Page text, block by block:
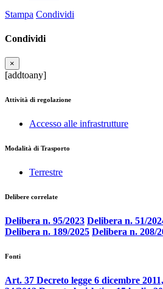
Stampa Condividi
Condividi
×
[addtoany]
Attività di regolazione
Accesso alle infrastrutture
Modalità di Trasporto
Terrestre
Delibere correlate
Delibera n. 95/2023 Delibera n. 51/
Delibera n. 189/2025 Delibera n. 208/
Fonti
Art. 37 Decreto legge 6 dicembre